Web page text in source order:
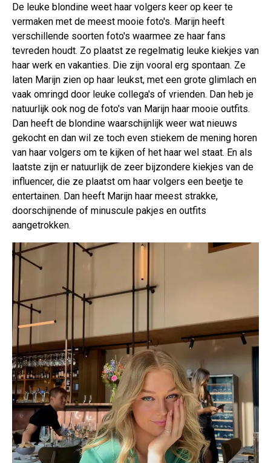
De leuke blondine weet haar volgers keer op keer te
vermaken met de meest mooie foto's. Marijn heeft
verschillende soorten foto's waarmee ze haar fans
tevreden houdt. Zo plaatst ze regelmatig leuke kiekjes van
haar werk en vakanties. Die zijn vooral erg spontaan. Ze
laten Marijn zien op haar leukst, met een grote glimlach en
vaak omringd door leuke collega's of vrienden. Dan heb je
natuurlijk ook nog de foto's van Marijn haar mooie outfits.
Dan heeft de blondine waarschijnlijk weer wat nieuws
gekocht en dan wil ze toch even stiekem de mening horen
van haar volgers om te kijken of het haar wel staat. En als
laatste zijn er natuurlijk de zeer bijzondere kiekjes van de
influencer, die ze plaatst om haar volgers een beetje te
entertainen. Dan heeft Marijn haar meest strakke,
doorschijnende of minuscule pakjes en outfits
aangetrokken.